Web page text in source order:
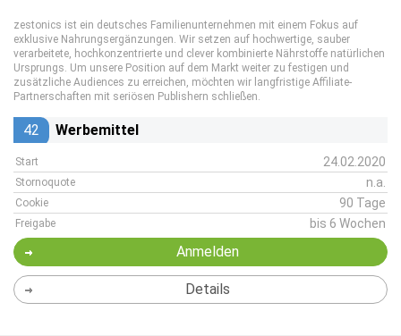
zestonics ist ein deutsches Familienunternehmen mit einem Fokus auf
exklusive Nahrungsergänzungen. Wir setzen auf hochwertige, sauber
verarbeitete, hochkonzentrierte und clever kombinierte Nährstoffe natürlichen
Ursprungs. Um unsere Position auf dem Markt weiter zu festigen und
zusätzliche Audiences zu erreichen, möchten wir langfristige Affiliate-
Partnerschaften mit seriösen Publishern schließen.
42 Werbemittel
Start 24.02.2020
Stornoquote n.a.
Cookie 90 Tage
Freigabe bis 6 Wochen
Anmelden
Details